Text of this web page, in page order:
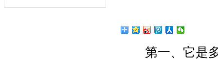
第一、它是